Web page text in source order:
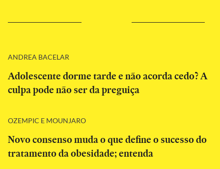
ANDREA BACELAR
Adolescente dorme tarde e não acorda cedo? A
culpa pode não ser da preguiça
OZEMPIC E MOUNJARO
Novo consenso muda o que define o sucesso do
tratamento da obesidade; entenda